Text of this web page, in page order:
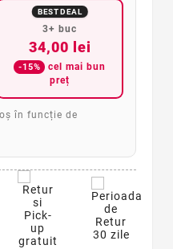
BEST DEAL
3+ buc
34,00 lei
-15%
cel mai bun
preț
în funcție de